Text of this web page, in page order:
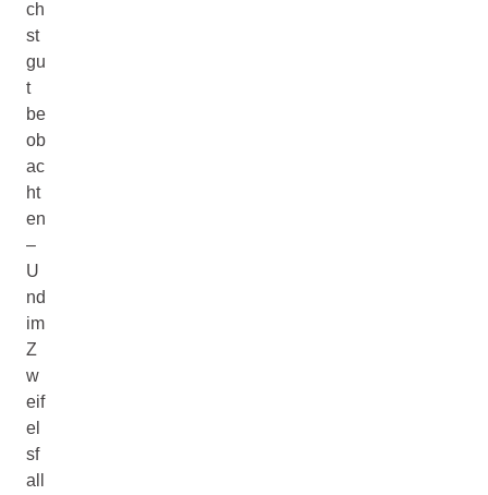
ch
st
gu
t
be
ob
ac
ht
en
–
U
nd
im
Z
w
eif
el
sf
all